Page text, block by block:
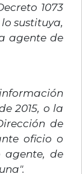
1073
sustituya,
agente de
2015, o la
de
oficio o
agente, de